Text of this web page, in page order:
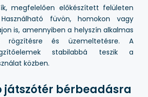
megfelelően előkészített felületen
füvön, homokon vagy
is, amennyiben a helyszín alkalmas
rögzítésre és üzemeltetésre. A
stabilabbá teszik a
közben.
játszótér bérbeadásra